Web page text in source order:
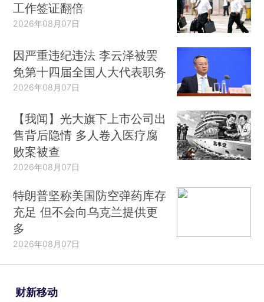
工作签证翻倍
2026年08月07日
因严重违纪违法 李云泽被罢
免第十四届全国人大代表职务
2026年08月07日
【我闻】光大旗下上市公司出
售背后隐情 多人卷入医疗腐
败案被查
2026年08月07日
特朗普坚称美国防空弹药库存
充足 但不会向乌克兰提供更
多
2026年08月07日
财新移动